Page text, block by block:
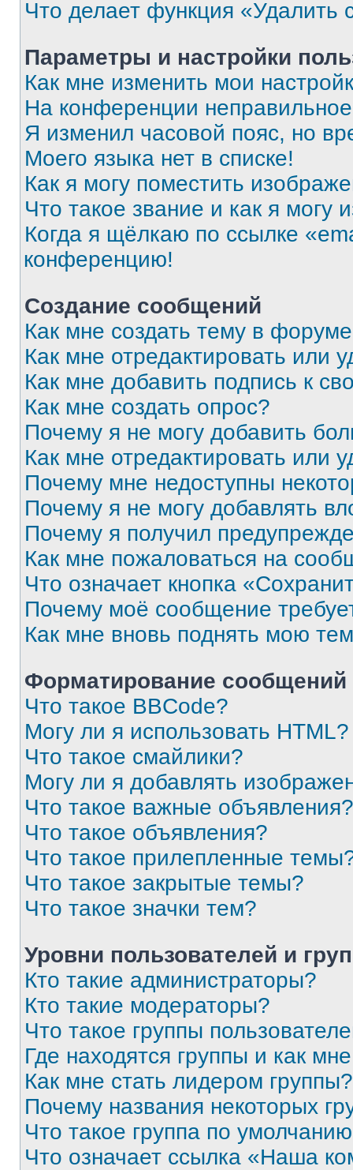
Что делает функция «Удалить
Параметры и настройки
Как мне изменить мои
На конференции
Я изменил часовой пояс, но
Моего языка нет в списке!
Как я могу поместить
Что такое звание и как я могу
Когда я щёлкаю по ссылке
конференцию!
Создание сообщений
Как мне создать тему в
Как мне отредактировать или
Как мне добавить подпись к
Как мне создать опрос?
Почему я не могу добавить
Как мне отредактировать или
Почему мне недоступны
Почему я не могу добавлять
Почему я получил
Как мне пожаловаться на
Что означает кнопка
Почему моё сообщение
Как мне вновь поднять мою
Форматирование
Что такое BBCode?
Могу ли я использовать HTML?
Что такое смайлики?
Могу ли я добавлять
Что такое важные объявления?
Что такое объявления?
Что такое прилепленные
Что такое закрытые темы?
Что такое значки тем?
Уровни пользователей и
Кто такие администраторы?
Кто такие модераторы?
Что такое группы
Где находятся группы и как
Как мне стать лидером группы?
Почему названия некоторых
Что такое группа по
Что означает ссылка «Наша